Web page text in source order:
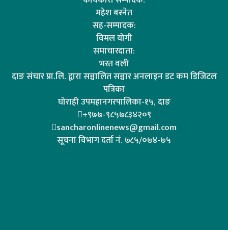
महेश बस्नेत
सह-सम्पादक:
विमल योगी
समाचारदाता:
भरत वली
दाङ संचार प्रा.लि. द्वारा सञ्चालित सञ्चार अनलाइन डट कम डिजिटल
पत्रिका
घोराही उपमहानगरपालिका-१५, दाङ
+९७७-९८५७८३४२०९
sancharonlinenews@gmail.com
सूचना विभाग दर्ता न‌ं. ७८५/०७४-७५